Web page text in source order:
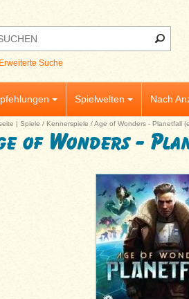
Erweiterte Suche
Spielwelten Nach
| Spiele / Kennerspiele /Age of Wonders - Planetfall
of Wonders -